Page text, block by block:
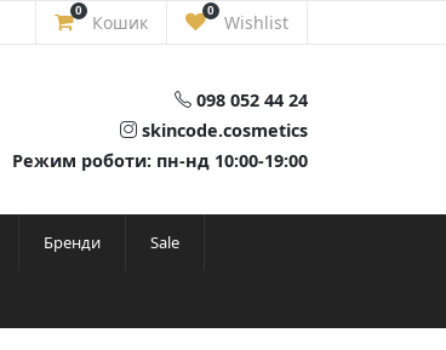
0
Кошик
0
Wishlist
098 052 44 24
skincode.cosmetics
Режим роботи: пн-нд 10:00-19:00
Бренди Sale